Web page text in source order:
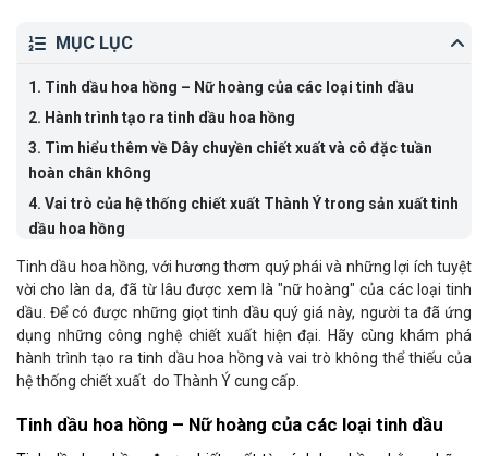
MỤC LỤC
1. Tinh dầu hoa hồng – Nữ hoàng của các loại tinh dầu
2. Hành trình tạo ra tinh dầu hoa hồng
3. Tìm hiểu thêm về Dây chuyền chiết xuất và cô đặc tuần
hoàn chân không
4. Vai trò của hệ thống chiết xuất Thành Ý trong sản xuất tinh
dầu hoa hồng
5.
Ứng dụng của tinh dầu hoa hồng
6.Tìm hiểu thêm về: Ứng dụng của dây chuyền chiết xuất -
cô đặc trong sản xuất mỹ phẩm thiên nhiên
7.Xem thêm về: Cách làm cao hà thủ ô giúp đen tóc, đẹp da
từ dây chuyền chiết xuất và cô đặc dược liệu
Tinh dầu hoa hồng, với hương thơm quý phái và những lợi ích tuyệt
vời cho làn da, đã từ lâu được xem là "nữ hoàng" của các loại tinh
dầu. Để có được những giọt tinh dầu quý giá này, người ta đã ứng
dụng những công nghệ chiết xuất hiện đại. Hãy cùng khám phá
hành trình tạo ra tinh dầu hoa hồng và vai trò không thể thiếu của
hệ thống chiết xuất do Thành Ý cung cấp.
Tinh dầu hoa hồng – Nữ hoàng của các loại tinh dầu